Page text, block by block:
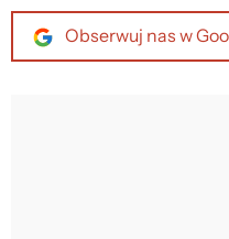
Obserwuj nas w